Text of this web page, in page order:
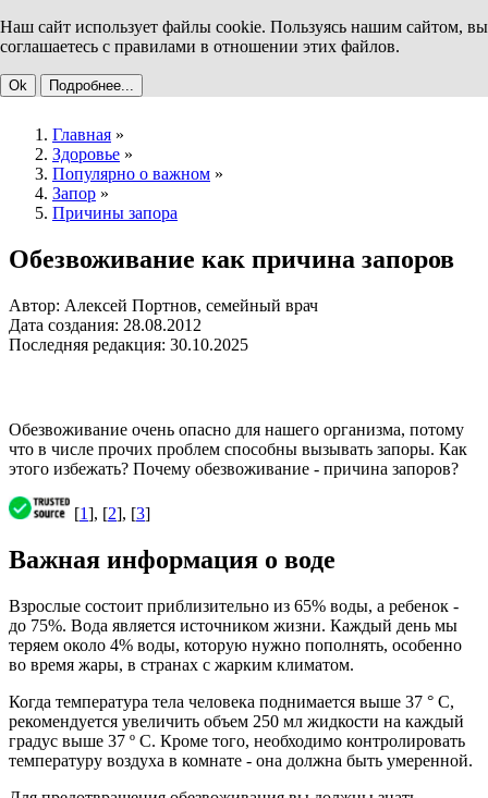
Наш сайт использует файлы cookie. Пользуясь нашим сайтом, вы
соглашаетесь с правилами в отношении этих файлов.
Ok Подробнее...
Главная »
Здоровье »
Популярно о важном »
Запор »
Причины запора
Обезвоживание как причина запоров
Автор: Алексей Портнов, семейный врач
Дата создания: 28.08.2012
Последняя редакция: 30.10.2025
Обезвоживание очень опасно для нашего организма, потому
что в числе прочих проблем способны вызывать запоры. Как
этого избежать? Почему обезвоживание - причина запоров?
[1], [2], [3]
Важная информация о воде
Взрослые состоит приблизительно из 65% воды, а ребенок -
до 75%. Вода является источником жизни. Каждый день мы
теряем около 4% воды, которую нужно пополнять, особенно
во время жары, в странах с жарким климатом.
Когда температура тела человека поднимается выше 37 ° C,
рекомендуется увеличить объем 250 мл жидкости на каждый
градус выше 37 º C. Кроме того, необходимо контролировать
температуру воздуха в комнате - она должна быть умеренной.